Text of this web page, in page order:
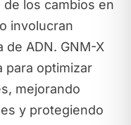
los cambios en
involucran
ADN. GNM-X
para optimizar
mejorando
y protegiendo